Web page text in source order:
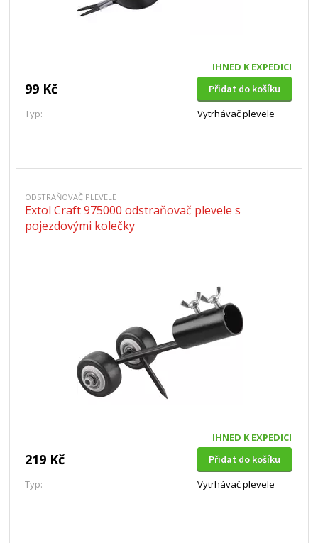
IHNED K EXPEDICI
99 Kč
Přidat do košíku
Typ:
Vytrhávač plevele
ODSTRAŇOVAČ PLEVELE
Extol Craft 975000 odstraňovač plevele s
pojezdovými kolečky
IHNED K EXPEDICI
219 Kč
Přidat do košíku
Typ:
Vytrhávač plevele